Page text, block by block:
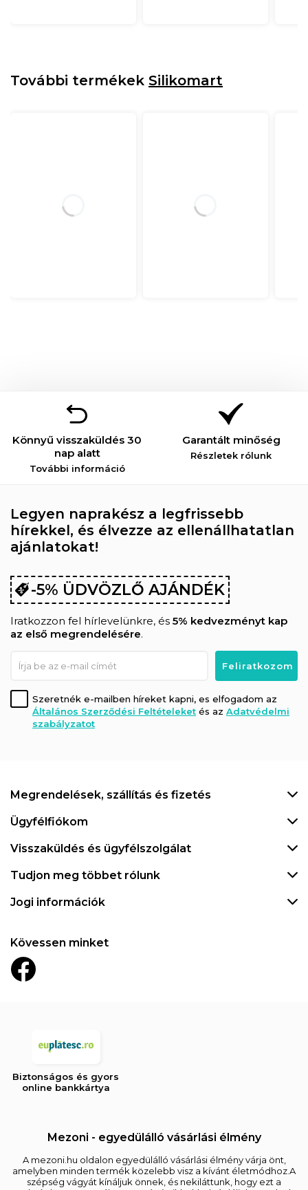
További termékek Silikomart
Könnyű visszaküldés 30
nap alatt
További információ
Garantált minőség
Részletek rólunk
Legyen naprakész a legfrissebb
hírekkel, és élvezze az ellenállhatatlan
ajánlatokat!
-5% ÜDVÖZLŐ AJÁNDÉK
Iratkozzon fel hírlevelünkre, és 5% kedvezményt kap
az első megrendelésére.
Szeretnék e-mailben híreket kapni, es elfogadom az
Általános Szerződési Feltételeket és az Adatvédelmi
szabályzatot
Megrendelések, szállítás és fizetés
Ügyfélfiókom
Visszaküldés és ügyfélszolgálat
Tudjon meg többet rólunk
Jogi információk
Kövessen minket
Biztonságos és gyors
online bankkártya
Mezoni - egyedülálló vásárlási élmény
A mezoni.hu oldalon egyedülálló vásárlási élmény várja önt,
amelyben minden termék közelebb visz a kívánt életmódhoz.A
szépség vágyát kínáljuk önnek, és nekiláttunk, hogy ezt a